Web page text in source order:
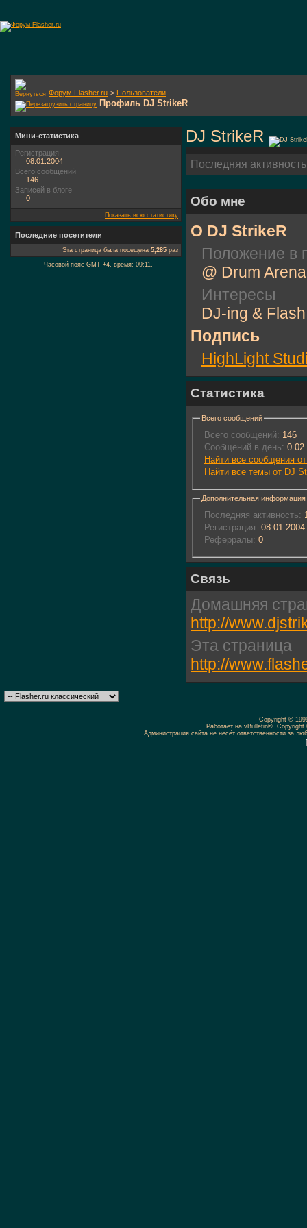
Форум Flasher.ru > Пользователи
Профиль DJ StrikeR
DJ StrikeR
Последняя
Обо мне
О DJ StrikeR
Положение в
@ Drum Arena
Интересы
DJ-ing &
Подпись
HighLight
Статистика
Всего сообщений
Всего сообщений: 146
Сообщений в день: 0.02
Найти все сообщения
Найти все темы от DJ
Дополнительная информация
Последняя активность:
Регистрация: 08.01.2004
Реферралы: 0
Связь
Домашняя
http://
Эта страница
http://
Мини-статистика
Регистрация
08.01.2004
Всего сообщений
146
Записей в блоге
0
Показать всю статистику
Последние посетители
Эта страница была посещена 5,285 раз
Часовой пояс GMT +4, время: 09:11.
Copyright ©
Работает на vBulletin®.
Администрация сайта не несёт ответственности за